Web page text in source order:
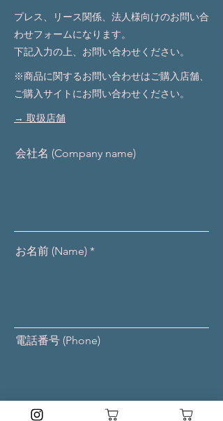
​プレス、リース関係、法人様向けのお問い合
わせフォームになります。
下記入力の上、お問い合わせください。
​※商品に関するお問い合わせはご購入店舗、
ご購入サイトにお問い合わせください。
​→ 取扱店舗
会社名 (Company name)
お名前 (Name)
電話番号 (Phone)